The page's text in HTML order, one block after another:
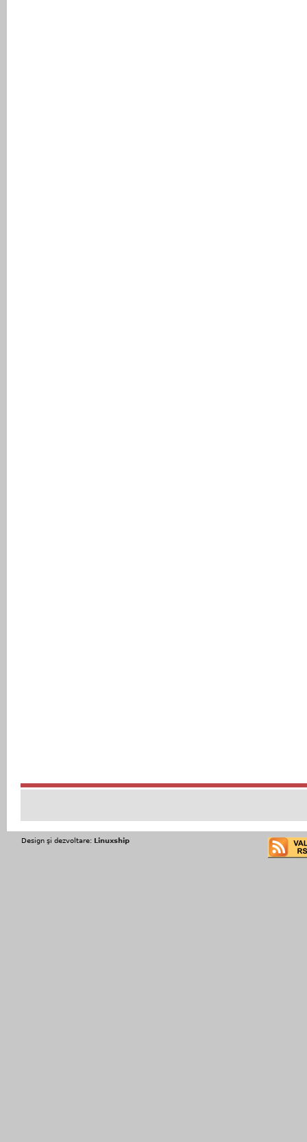
Design şi dezvoltare: Linuxship